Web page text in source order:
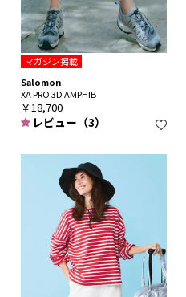
マガジン掲載
Salomon
XA PRO 3D AMPHIB
￥18,700
レビュー（3）